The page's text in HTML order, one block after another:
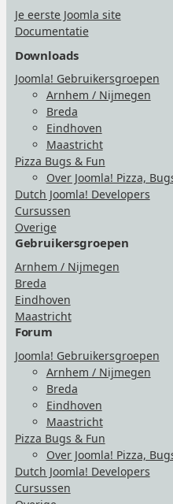
Je eerste Joomla site
Documentatie
Downloads
Joomla! Gebruikersgroepen
Arnhem / Nijmegen
Breda
Eindhoven
Maastricht
Pizza Bugs & Fun
Over Joomla! Pizza,
Dutch Joomla! Developers
Cursussen
Overige
Gebruikersgroepen
Arnhem / Nijmegen
Breda
Eindhoven
Maastricht
Forum
Joomla! Gebruikersgroepen
Arnhem / Nijmegen
Breda
Eindhoven
Maastricht
Pizza Bugs & Fun
Over Joomla! Pizza,
Dutch Joomla! Developers
Cursussen